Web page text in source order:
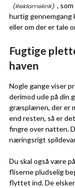
,
hurtig gennemgang
eller om der er tale
Fugtige
haven
Nogle gange viser
derimod ude på din
græsplænen, der er
end resten, så er
fingre over natten.
næringsrigt
Du skal også være
fliserne pludselig
flyttet ind. De